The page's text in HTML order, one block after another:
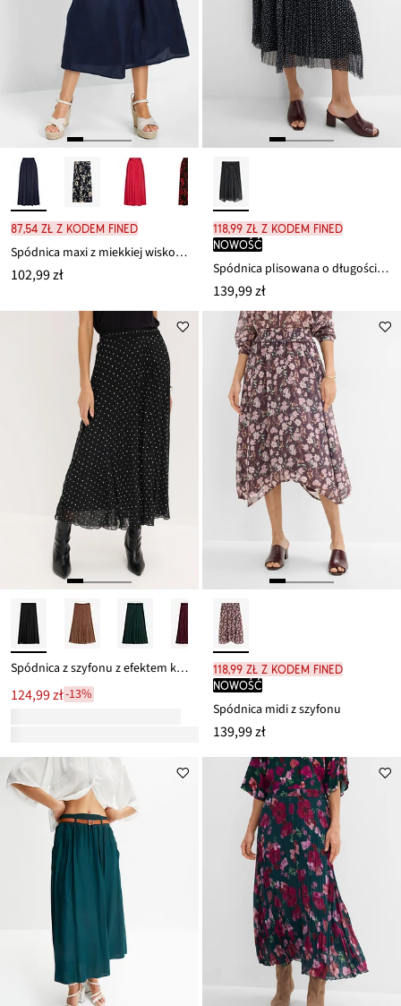
87,54 zł z kodem FINED
Spódnica maxi z miekkiej wiskozy z wygodnym ściągaczem w talii
102,99 zł
118,99 zł z kodem FINED
nowość
Spódnica plisowana o długości midi
139,99 zł
Spódnica z szyfonu z efektem kreszowania
124,99 zł-13%
118,99 zł z kodem FINED
nowość
Spódnica midi z szyfonu
139,99 zł